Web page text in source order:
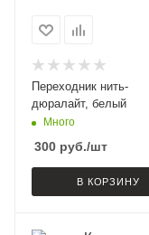
Переходник нить-
дюралайт, белый
Много
300 руб./шт
В КОРЗИНУ